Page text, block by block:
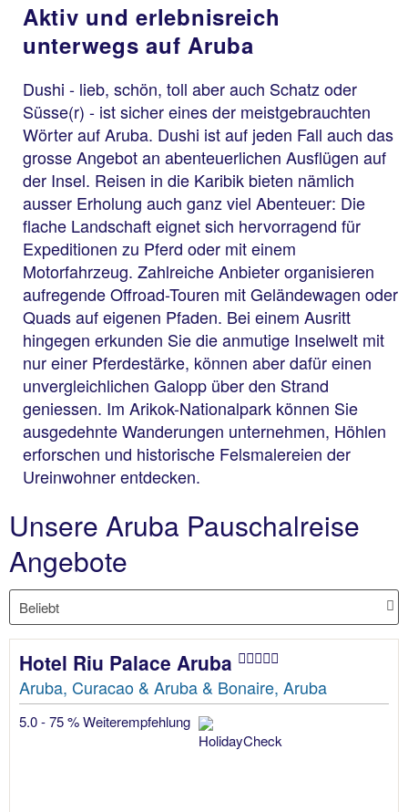
Aktiv und erlebnisreich
unterwegs auf Aruba
Dushi - lieb, schön, toll aber auch Schatz oder
Süsse(r) - ist sicher eines der meistgebrauchten
Wörter auf Aruba. Dushi ist auf jeden Fall auch das
grosse Angebot an abenteuerlichen Ausflügen auf
der Insel. Reisen in die Karibik bieten nämlich
ausser Erholung auch ganz viel Abenteuer: Die
flache Landschaft eignet sich hervorragend für
Expeditionen zu Pferd oder mit einem
Motorfahrzeug. Zahlreiche Anbieter organisieren
aufregende Offroad-Touren mit Geländewagen oder
Quads auf eigenen Pfaden. Bei einem Ausritt
hingegen erkunden Sie die anmutige Inselwelt mit
nur einer Pferdestärke, können aber dafür einen
unvergleichlichen Galopp über den Strand
geniessen. Im Arikok-Nationalpark können Sie
ausgedehnte Wanderungen unternehmen, Höhlen
erforschen und historische Felsmalereien der
Ureinwohner entdecken.
Unsere Aruba Pauschalreise
Angebote
Hotel Riu Palace Aruba
Aruba, Curacao & Aruba & Bonaire, Aruba
5.0 - 75 % Weiterempfehlung